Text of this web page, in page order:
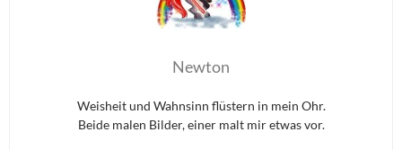
Newton
Weisheit und Wahnsinn flüstern in mein Ohr.
Beide malen Bilder, einer malt mir etwas vor.